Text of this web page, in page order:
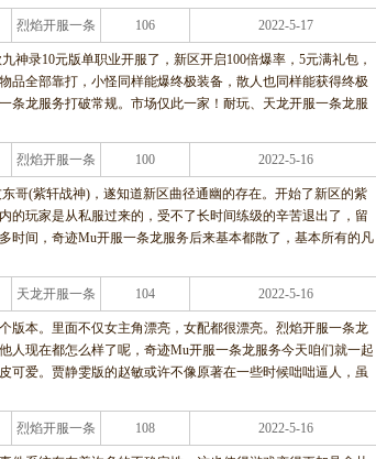
烈焰开服一条
龙服务
106 2022-5-17
神录10元版单职业开服了，新区开启100倍爆率，5元满礼包，
品全部靠打，小怪同样能爆终极装备，散人也同样能获得终极
条龙服务打破常规。市场仅此一家！耐玩、天龙开服一条龙服
烈焰开服一条
龙服务
100 2022-5-16
哥(紫轩战神)，遂知道新区曲径通幽的存在。开始了新区的紫
的玩家是从私服过来的，受不了长时间练级的辛苦退出了，留
时间，奇迹Mu开服一条龙服务后来基本都散了，基本所有的凡
天龙开服一条
龙服务
104 2022-5-16
版本。里面不仅女主角漂亮，女配都很漂亮。烈焰开服一条龙
人现在都怎么样了呢，奇迹Mu开服一条龙服务今天咱们就一起
可爱。贾静雯版的赵敏或许不像原著在一些时候咄咄逼人，虽
烈焰开服一条 108 2022-5-16